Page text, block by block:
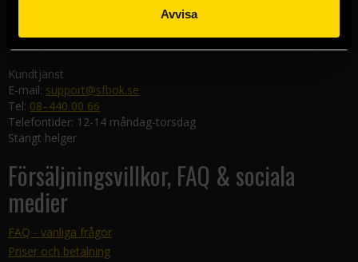
Avvisa
582 19 Linköping
Kundtjänst
E-mail: support@sfbok.se
Tel: 08–440 00 66
Telefontider: 12-14 måndag-torsdag
Stängt helger
Försäljningsvillkor, FAQ & sociala
medier
FAQ - vanliga frågor
Priser och betalning